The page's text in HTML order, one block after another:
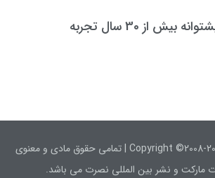
از 30 سال تجربه
Copyright ©2008-2020 NosratMarket.ir | تمامی حقوق مادی و معنوی
مارکت و نشر بین المللی نصرت می باشد.